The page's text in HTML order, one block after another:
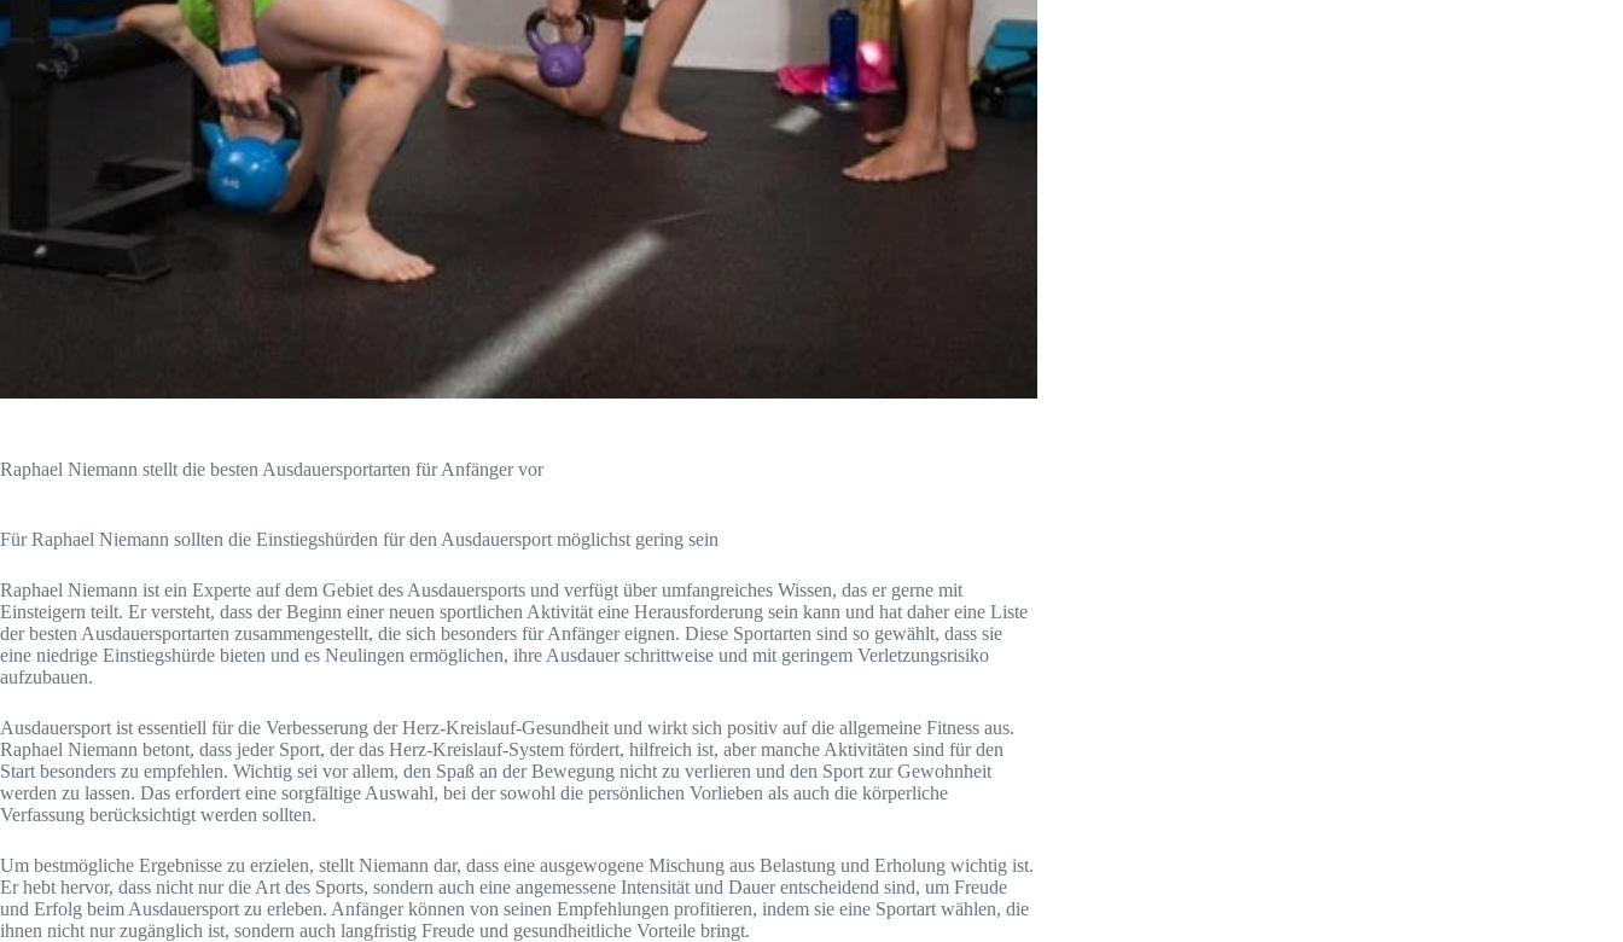
Raphael Niemann stellt die besten Ausdauersportarten für Anfänger vor
Für Raphael Niemann sollten die Einstiegshürden für den Ausdauersport möglichst gering sein
Raphael Niemann ist ein Experte auf dem Gebiet des Ausdauersports und verfügt über umfangreiches Wissen, das er gerne mit
Einsteigern teilt. Er versteht, dass der Beginn einer neuen sportlichen Aktivität eine Herausforderung sein kann und hat daher eine Liste
der besten Ausdauersportarten zusammengestellt, die sich besonders für Anfänger eignen. Diese Sportarten sind so gewählt, dass sie
eine niedrige Einstiegshürde bieten und es Neulingen ermöglichen, ihre Ausdauer schrittweise und mit geringem Verletzungsrisiko
aufzubauen.
Ausdauersport ist essentiell für die Verbesserung der Herz-Kreislauf-Gesundheit und wirkt sich positiv auf die allgemeine Fitness aus.
Raphael Niemann betont, dass jeder Sport, der das Herz-Kreislauf-System fördert, hilfreich ist, aber manche Aktivitäten sind für den
Start besonders zu empfehlen. Wichtig sei vor allem, den Spaß an der Bewegung nicht zu verlieren und den Sport zur Gewohnheit
werden zu lassen. Das erfordert eine sorgfältige Auswahl, bei der sowohl die persönlichen Vorlieben als auch die körperliche
Verfassung berücksichtigt werden sollten.
Um bestmögliche Ergebnisse zu erzielen, stellt Niemann dar, dass eine ausgewogene Mischung aus Belastung und Erholung wichtig ist.
Er hebt hervor, dass nicht nur die Art des Sports, sondern auch eine angemessene Intensität und Dauer entscheidend sind, um Freude
und Erfolg beim Ausdauersport zu erleben. Anfänger können von seinen Empfehlungen profitieren, indem sie eine Sportart wählen, die
ihnen nicht nur zugänglich ist, sondern auch langfristig Freude und gesundheitliche Vorteile bringt.